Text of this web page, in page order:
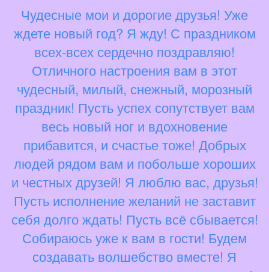
Чудесные мои и дорогие друзья! Уже
ждете новый год? Я жду! С праздником
всех-всех сердечно поздравляю!
Отличного настроения вам в этот
чудесный, милый, снежный, морозный
праздник! Пусть успех сопутствует вам
весь новый ног и вдохновение
прибавится, и счастье тоже! Добрых
людей рядом вам и побольше хороших
и честных друзей! Я люблю вас, друзья!
Пусть исполнение желаний не заставит
себя долго ждать! Пусть всё сбывается!
Собираюсь уже к вам в гости! Будем
создавать волшебство вместе! Я